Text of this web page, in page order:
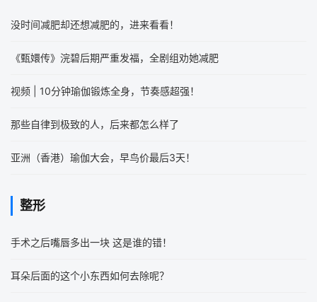
没时间减肥却还想减肥的，进来看看！
《甄嬛传》浣碧后期严重发福，全剧组劝她减肥
视频 | 10分钟瑜伽锻炼全身，节奏感超强！
那些自律到极致的人，后来都怎么样了
亚洲（香港）瑜伽大会，早鸟价最后3天！
整形
手术之后嘴唇多出一块 这是谁的错！
耳朵后面的这个小东西如何去除呢？